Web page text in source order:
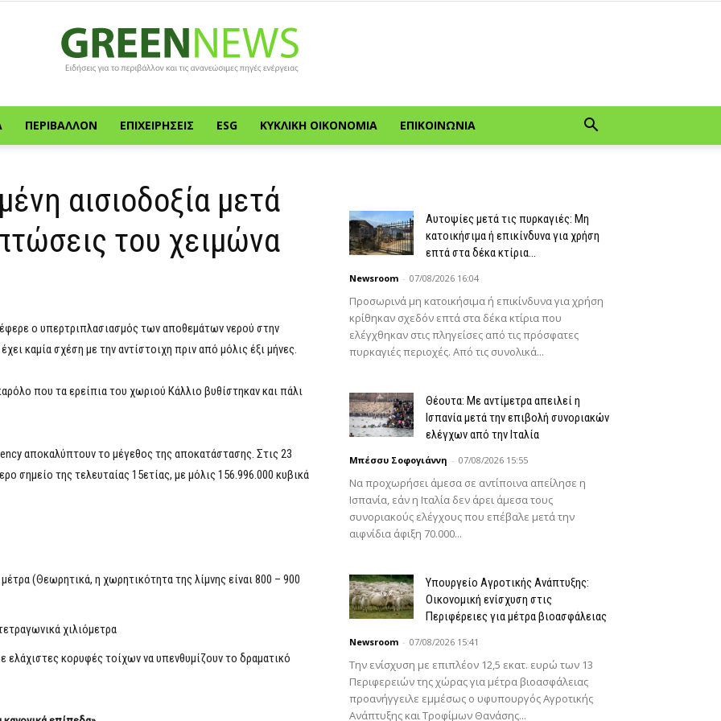
Green
News
ΠΕΡΙΒΆΛΛΟΝ ΕΠΙΧΕΙΡΉΣΕΙΣ ESG ΚΥΚΛΙΚΉ ΟΙΚΟΝΟΜΊΑ ΕΠΙΚΟΙΝΩΝΊΑ
αισιοδοξία μετά
του χειμώνα
ο υπερτριπλασιασμός των αποθεμάτων νερού στην
καμία σχέση με την αντίστοιχη πριν από μόλις έξι μήνες.
που τα ερείπια του χωριού Κάλλιο βυθίστηκαν και πάλι
αποκαλύπτουν το μέγεθος της αποκατάστασης. Στις 23
σημείο της τελευταίας 15ετίας, με μόλις 156.996.000 κυβικά
(Θεωρητικά, η χωρητικότητα της λίμνης είναι 800 – 900
χιλιόμετρα
κορυφές τοίχων να υπενθυμίζουν το δραματικό
Αυτοψίες μετά τις πυρκαγιές: Μη
κατοικήσιμα ή επικίνδυνα για χρήση
επτά στα δέκα κτίρια...
Newsroom - 07/08/2026 16:04
Προσωρινά μη κατοικήσιμα ή επικίνδυνα για χρήση
κρίθηκαν σχεδόν επτά στα δέκα κτίρια που
ελέγχθηκαν στις πληγείσες από τις πρόσφατες
πυρκαγιές περιοχές. Από τις συνολικά...
Θέουτα: Με αντίμετρα απειλεί η
Ισπανία μετά την επιβολή συνοριακών
ελέγχων από την Ιταλία
Μπέσσυ Σοφογιάννη - 07/08/2026 15:55
Να προχωρήσει άμεσα σε αντίποινα απείλησε η
Ισπανία, εάν η Ιταλία δεν άρει άμεσα τους
συνοριακούς ελέγχους που επέβαλε μετά την
αιφνίδια άφιξη 70.000...
Υπουργείο Αγροτικής Ανάπτυξης:
Οικονομική ενίσχυση στις
Περιφέρειες για μέτρα βιοασφάλειας
Newsroom - 07/08/2026 15:41
Την ενίσχυση με επιπλέον 12,5 εκατ. ευρώ των 13
Περιφερειών της χώρας για μέτρα βιοασφάλειας
προανήγγειλε εμμέσως ο υφυπουργός Αγροτικής
Ανάπτυξης και Τροφίμων Θανάσης...